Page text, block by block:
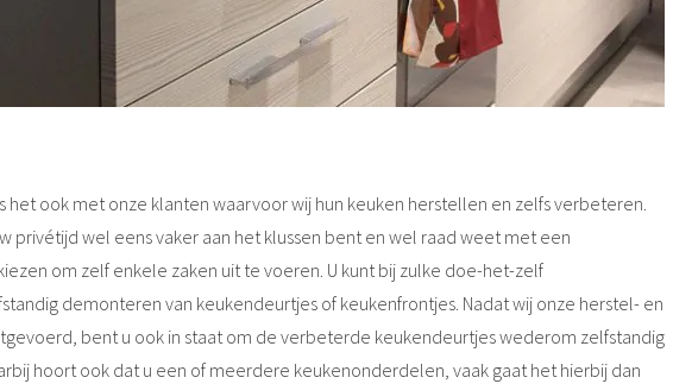
het ook met onze klanten waarvoor wij hun keuken herstellen en zelfs verbeteren.
privétijd wel eens vaker aan het klussen bent en wel raad weet met een
om zelf enkele zaken uit te voeren. U kunt bij zulke doe-het-zelf
demonteren van keukendeurtjes of keukenfrontjes. Nadat wij onze herstel- en
bent u ook in staat om de verbeterde keukendeurtjes wederom zelfstandig
hoort ook dat u een of meerdere keukenonderdelen, vaak gaat het hierbij dan